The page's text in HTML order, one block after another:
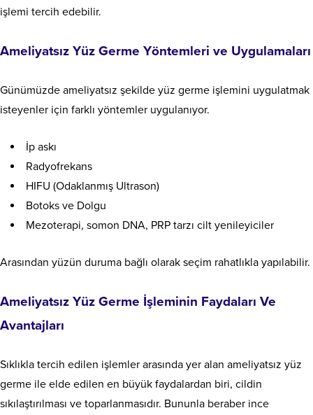
işlemi tercih edebilir.
Ameliyatsız Yüz Germe Yöntemleri ve Uygulamaları
Günümüzde ameliyatsız şekilde yüz germe işlemini uygulatmak
isteyenler için farklı yöntemler uygulanıyor.
İp askı
Radyofrekans
HIFU (Odaklanmış Ultrason)
Botoks ve Dolgu
Mezoterapi, somon DNA, PRP tarzı cilt yenileyiciler
Arasından yüzün duruma bağlı olarak seçim rahatlıkla yapılabilir.
Ameliyatsız Yüz Germe İşleminin Faydaları Ve
Avantajları
Sıklıkla tercih edilen işlemler arasında yer alan ameliyatsız yüz
germe ile elde edilen en büyük faydalardan biri, cildin
sıkılaştırılması ve toparlanmasıdır. Bununla beraber ince